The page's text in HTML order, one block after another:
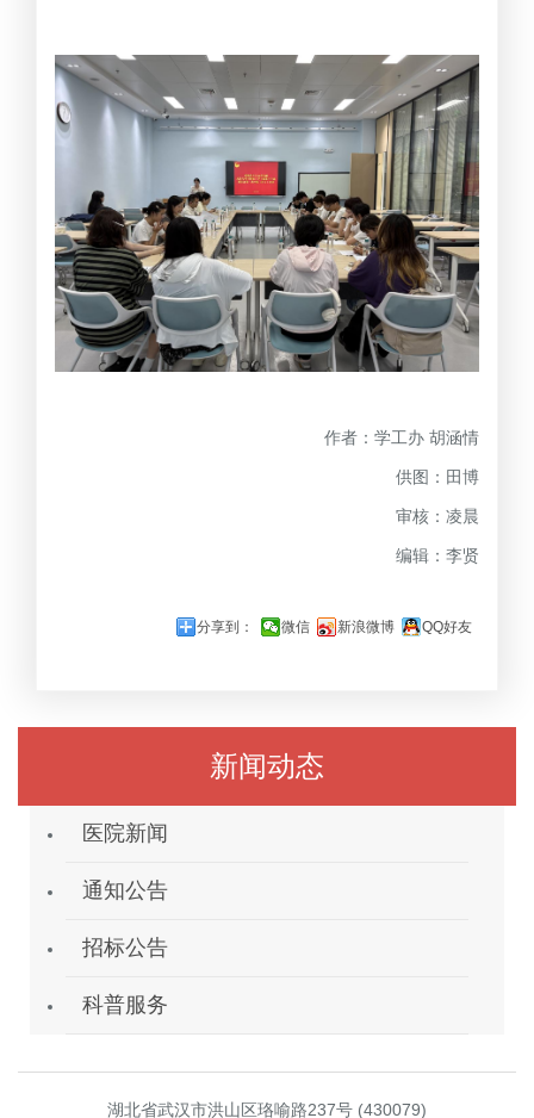
作者：学工办 胡涵情
供图：田博
审核：凌晨
编辑：李贤
分享到： 微信 新浪微博 QQ好友
新闻动态
医院新闻
通知公告
招标公告
科普服务
湖北省武汉市洪山区珞喻路237号 (430079)